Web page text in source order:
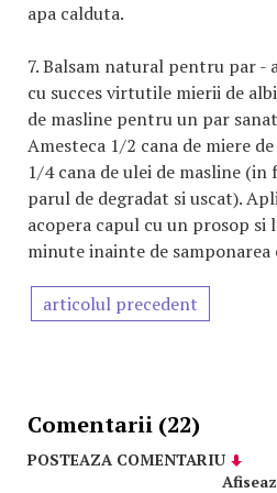
apa calduta.
7.Balsam natural pentru par-
cu succes virtutile mierii de
de masline pentru un par
Amesteca 1/2 cana de miere
1/4 cana de ulei de masline
parul de degradat si uscat).
acopera capul cu un prosop si
minute inainte de samponarea
articolul precedent
Comentarii (22)
POSTEAZA COMENTARIU